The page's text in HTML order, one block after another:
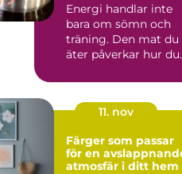
Energi handlar inte
bara om sömn och
träning. Den mat du
äter påverkar hur du
11. nov
Färger som passar
för en
atmosfär i ditt hem